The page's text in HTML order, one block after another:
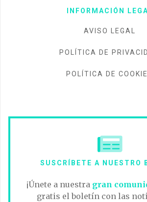
INFORMACIÓN
AVISO LEGAL
POLÍTICA DE
POLÍTICA DE
SUSCRÍBETE A NUESTRO
¡Únete a nuestra gran
gratis el boletín con las